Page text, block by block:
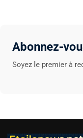
Abonnez-
Soyez le premier à